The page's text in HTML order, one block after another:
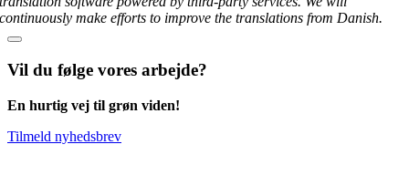
continuously make efforts to improve the translations from Danish.
Vil du følge vores arbejde?
En hurtig vej til grøn viden!
Tilmeld nyhedsbrev